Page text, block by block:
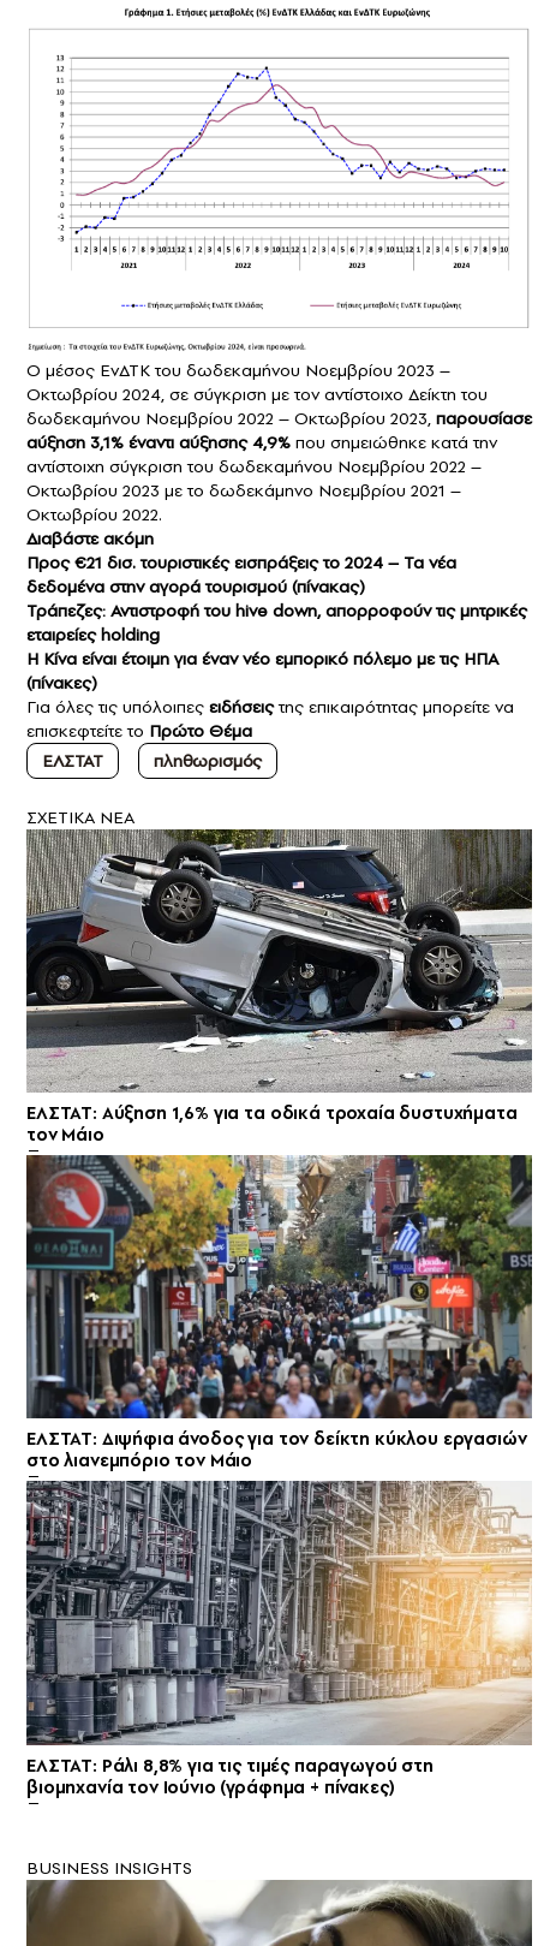
Ο μέσος ΕνΔΤΚ του δωδεκαμήνου Νοεμβρίου 2023 –
Οκτωβρίου 2024, σε σύγκριση με τον αντίστοιχο Δείκτη του
δωδεκαμήνου Νοεμβρίου 2022 – Οκτωβρίου 2023, παρουσίασε
αύξηση 3,1% έναντι αύξησης 4,9% που σημειώθηκε κατά την
αντίστοιχη σύγκριση του δωδεκαμήνου Νοεμβρίου 2022 –
Οκτωβρίου 2023 με το δωδεκάμηνο Νοεμβρίου 2021 –
Οκτωβρίου 2022.
Διαβάστε ακόμη
Προς €21 δισ. τουριστικές εισπράξεις το 2024 – Τα νέα
δεδομένα στην αγορά τουρισμού (πίνακας)
Τράπεζες: Αντιστροφή του hive down, απορροφούν τις μητρικές
εταιρείες holding
H Kίνα είναι έτοιμη για έναν νέο εμπορικό πόλεμο με τις ΗΠΑ
(πίνακες)
Για όλες τις υπόλοιπες ειδήσεις της επικαιρότητας μπορείτε να
επισκεφτείτε το Πρώτο Θέμα
ΕΛΣΤΑΤ
πληθωρισμός
ΣXETIKA NEA
ΕΛΣΤΑΤ: Αύξηση 1,6% για τα οδικά τροχαία δυστυχήματα
τον Μάιο
ΕΛΣΤΑΤ: Διψήφια άνοδος για τον δείκτη κύκλου εργασιών
στο λιανεμπόριο τον Μάιο
ΕΛΣΤΑΤ: Ράλι 8,8% για τις τιμές παραγωγού στη
βιομηχανία τον Ιούνιο (γράφημα + πίνακες)
BUSINESS INSIGHTS